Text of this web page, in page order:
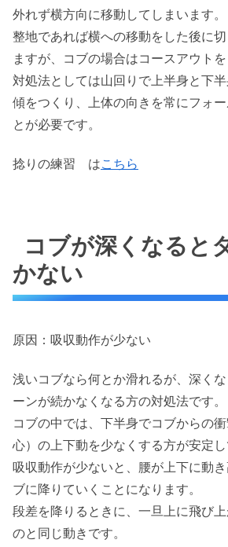
外れず横方向に移動してしまいます。
整地であれば横への移動をした後に
ますが、コブの場合はコースアウトを
対処法としては山回りで上半身と下
傾をつくり、上体の向きを常にフォ
とが必要です。
捻りの練習 はこちら
コブが深くなると
かない
原因：吸収動作が少ない
浅いコブなら何とか滑れるが、深く
ーンが続かなくなる方の対処法です。
コブの中では、下半身でコブからの
心）の上下動を少なくする方が安定し
吸収動作が少ないと、腰が上下に動
ブに降りていくことになります。
段差を降りるときに、一旦上に飛び
のと同じ動きです。